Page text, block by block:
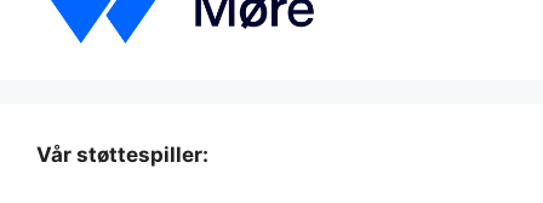
Vår støttespiller: